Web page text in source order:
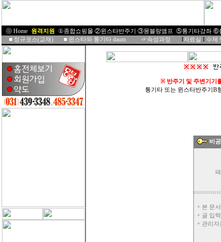
ⓞ Home 원격지원 ①종합쇼핑몰 ②윈스타반주기 ③몽블랑앰프 ⑤통기타강좌 ⑥
■ 정규코스(교재) ■ 윈스타와 통기타 daum ☞속성과정 I자료실 I 수제
※ 반주기 및 주변기기
통기타 또는 윈스타반주기B
비
+ 본 문
+ 글 입
+ 관리자